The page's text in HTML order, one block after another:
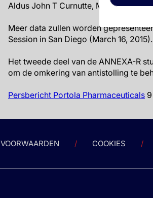
Aldus John T Curnutte, MD, PhD,
Meer data zullen worden
Session in San Diego (March 16, 2015).
Het tweede deel van de ANNEXA-R
om de omkering van antistolling te
Persbericht Portola Pharmaceuticals
VOORWAARDEN COOKIES